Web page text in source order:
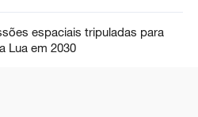
espaciais tripuladas para
Lua em 2030